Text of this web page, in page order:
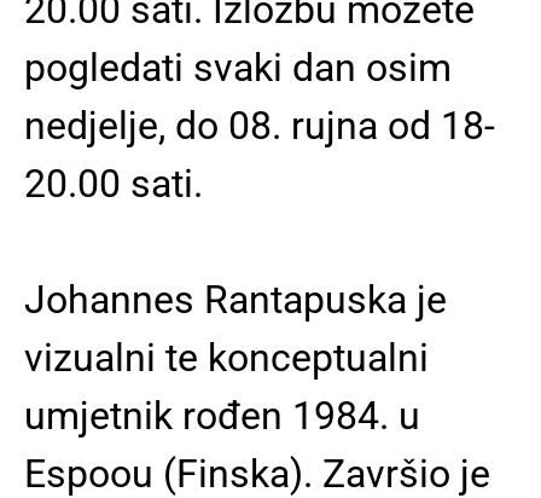
20.00 sati. Izložbu možete
pogledati svaki dan osim
nedjelje, do 08. rujna od 18-
20.00 sati.
Johannes Rantapuska je
vizualni te konceptualni
umjetnik rođen 1984. u
Espoou (Finska). Završio je